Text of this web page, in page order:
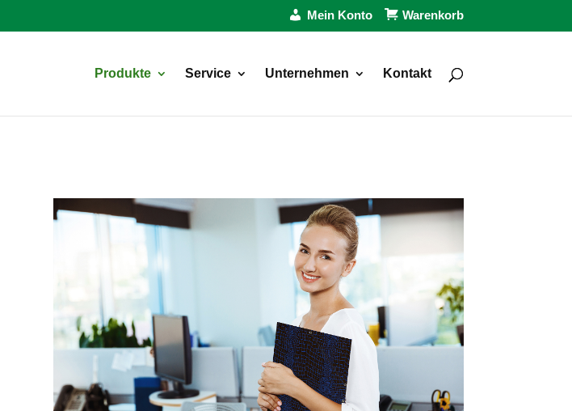
Mein Konto Warenkorb
Produkte Service Unternehmen Kontakt